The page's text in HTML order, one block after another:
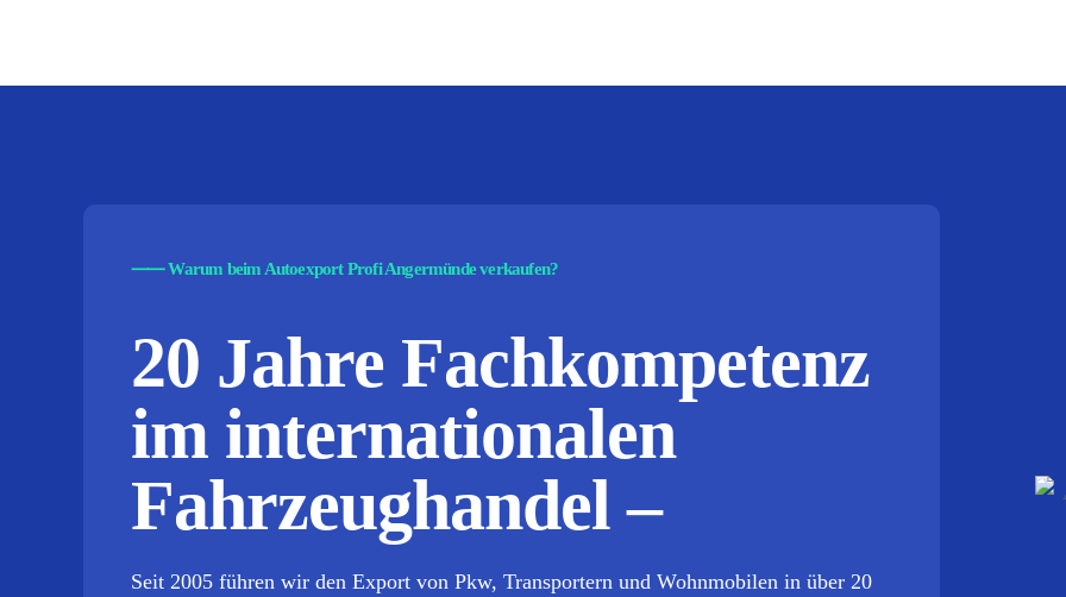
⸺Warum beim Autoexport Profi Angermünde verkaufen?
20 Jahre Fachkompetenz
im internationalen
Fahrzeughandel –
Seit 2005 führen wir den Export von Pkw, Transportern und Wohnmobilen in über 20